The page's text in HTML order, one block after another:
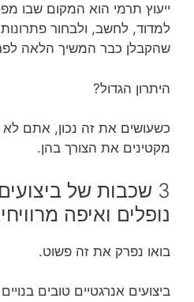
ייעוץ תרמי הוא המקום שבו
למדוד, לחשב, ולבחור
שהקבלן כבר המשיך הלאה
היתרון הגדול?
כשעושים את זה נכון, אתם
מקטינים את הצורך בהן.
3 שכבות של
נופלים ואיפה
בואו נפרק את זה פשוט.
ביצועים אנרגטיים טובים